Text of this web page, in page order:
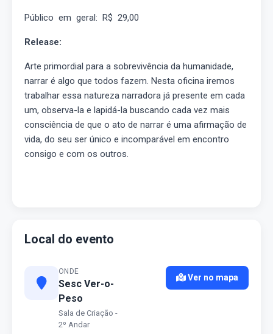
Público em geral: R$ 29,00
Release:
Arte primordial para a sobrevivência da humanidade,
narrar é algo que todos fazem. Nesta oficina iremos
trabalhar essa natureza narradora já presente em cada
um, observa-la e lapidá-la buscando cada vez mais
consciência de que o ato de narrar é uma afirmação de
vida, do seu ser único e incomparável em encontro
consigo e com os outros.
Local do evento
ONDE
Sesc Ver-o-
Peso
Sala de Criação -
2º Andar
Ver no mapa